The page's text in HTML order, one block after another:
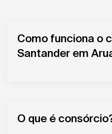
Como funciona o
Santander em
O que é